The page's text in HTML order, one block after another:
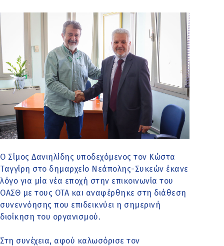
Ο Σίμος Δανιηλίδης υποδεχόμενος τον Κώστα
Ταγγίρη στο δημαρχείο Νεάπολης-Συκεών έκανε
λόγο για μία νέα εποχή στην επικοινωνία του
ΟΑΣΘ με τους ΟΤΑ και αναφέρθηκε στη διάθεση
συνεννόησης που επιδεικνύει η σημερινή
διοίκηση του οργανισμού.
Στη συνέχεια, αφού καλωσόρισε τον